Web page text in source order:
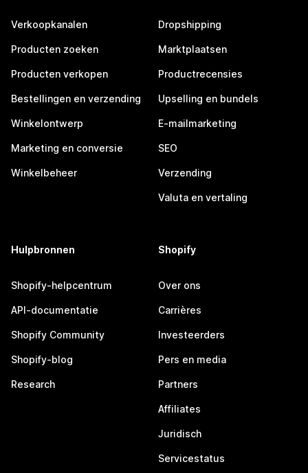
Verkoopkanalen
Producten zoeken
Producten verkopen
Bestellingen en verzending
Winkelontwerp
Marketing en conversie
Winkelbeheer
Dropshipping
Marktplaatsen
Productrecensies
Upselling en bundels
E-mailmarketing
SEO
Verzending
Valuta en vertaling
Hulpbronnen
Shopify-helpcentrum
API-documentatie
Shopify Community
Shopify-blog
Research
Shopify
Over ons
Carrières
Investeerders
Pers en media
Partners
Affiliates
Juridisch
Servicestatus